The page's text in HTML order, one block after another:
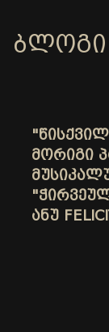
ᲑᲚᲝᲒᲘ
ᲛᲝᲠᲘᲒᲘ
ᲐᲜᲣ